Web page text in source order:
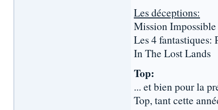
Les déceptions:
Mission
Les 4 fantastiques:
In The Lost Lands
Top:
... et bien pour la
Top, tant cette